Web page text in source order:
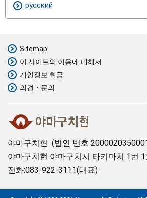
русский
야마구치현
법인 번호
야마구치현 야마구치시 타키마치 1번 1
전화:083-922-3111(대표)
Sitemap
이 사이트의 이용에 대해서
개인정보 취급
의견・문의